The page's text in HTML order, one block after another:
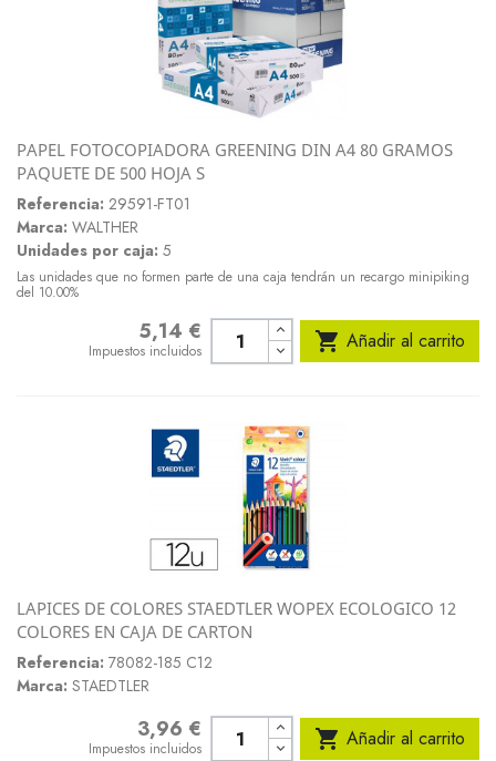
PAPEL FOTOCOPIADORA GREENING DIN A4 80 GRAMOS
PAQUETE DE 500 HOJA S
Referencia: 29591-FT01
Marca: WALTHER
Unidades por caja: 5
Las unidades que no formen parte de una caja tendrán un recargo minipiking
del 10.00%
5,14 €
Impuestos incluidos  Añadir al carrito
LAPICES DE COLORES STAEDTLER WOPEX ECOLOGICO 12
COLORES EN CAJA DE CARTON
Referencia: 78082-185 C12
Marca: STAEDTLER
3,96 €
Impuestos incluidos  Añadir al carrito